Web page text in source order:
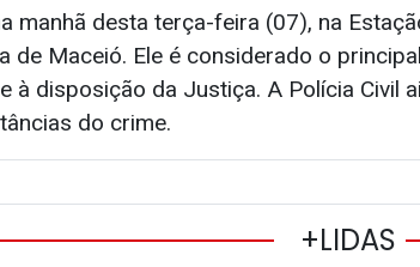
manhã desta terça-feira (07), na
de Maceió. Ele é considerado o
à disposição da Justiça. A Polícia Civil
do crime.
+LIDAS